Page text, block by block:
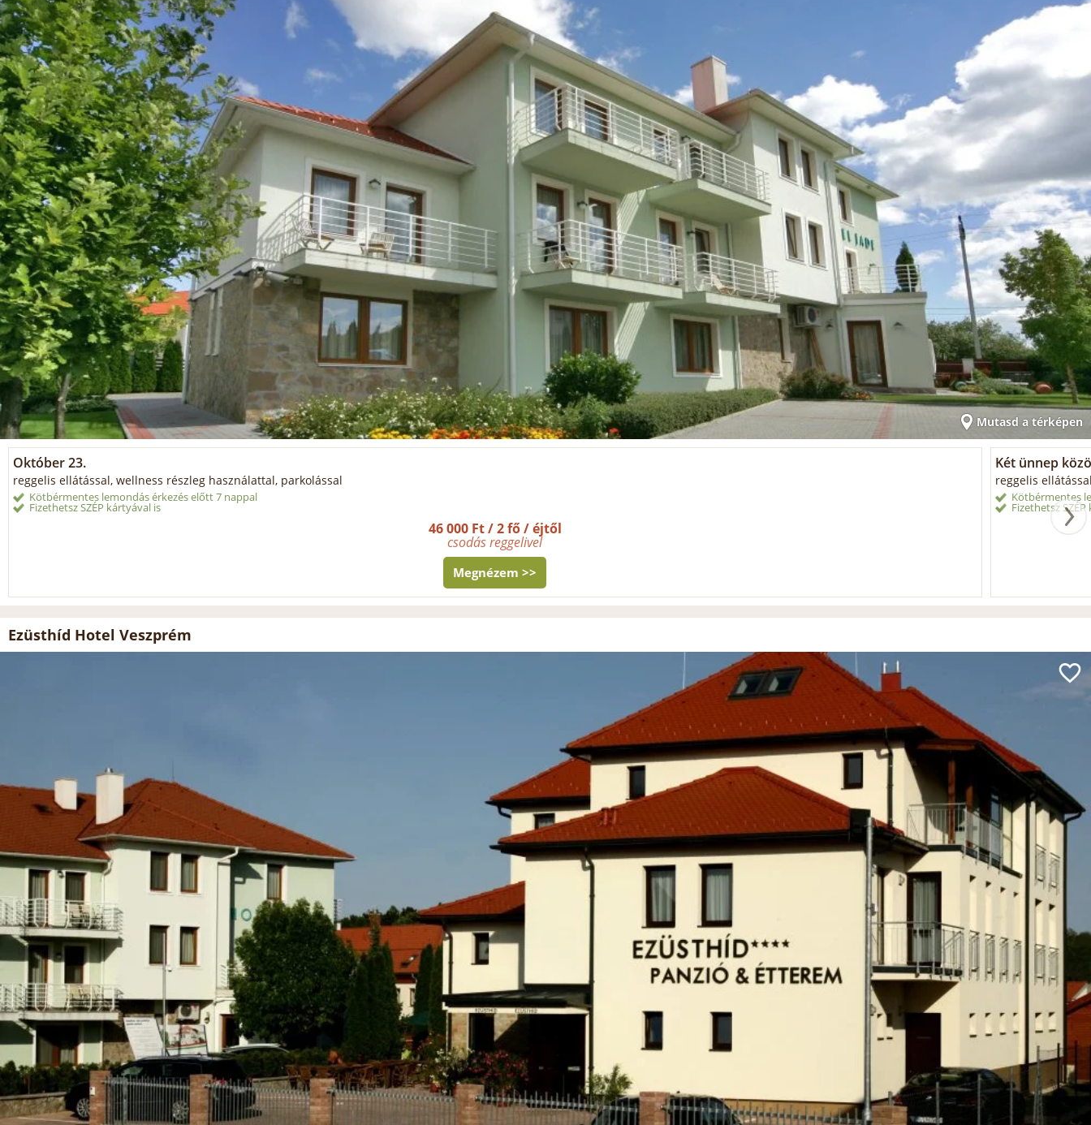
Mutasd a térképen
Október 23.
reggelis ellátással, wellness részleg használattal, parkolással
Kötbérmentes lemondás érkezés előtt 7 nappal
Fizethetsz SZÉP kártyával is
46 000 Ft / 2 fő / éjtől
csodás reggelivel
Megnézem >>
Két ünnep
reggelis
Kötbérmentes
Fizethetsz
Ezüsthíd Hotel Veszprém